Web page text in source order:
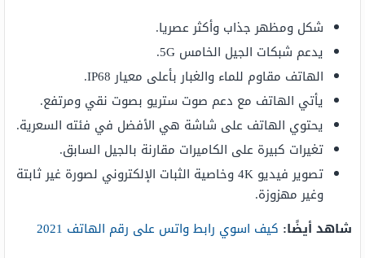
شكل ومظهر جذاب وأكثر عصريا.
يدعم شبكات الجيل الخامس 5G.
الهاتف مقاوم للماء والغبار بأعلى معيار IP68.
يأتي الهاتف مع دعم صوت ستريو بصوت نقي ومرتفع.
يحتوي الهاتف على شاشة هي الأفضل في فئته السعرية.
تغيرات كبيرة على الكاميرات مقارنة بالجيل السابق.
تصوير فيديو 4K وخاصية الثبات الإلكتروني لصورة غير ثابتة
وغير مهزوزة.
شاهد أيضًا: كيف اسوي رابط واتس على رقم الهاتف 2021